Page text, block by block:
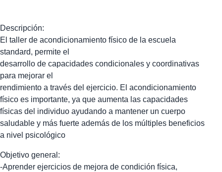
Descripción:
El taller de acondicionamiento físico de la escuela
standard, permite el
desarrollo de capacidades condicionales y coordinativas
para mejorar el
rendimiento a través del ejercicio. El acondicionamiento
físico es importante, ya que aumenta las capacidades
físicas del individuo ayudando a mantener un cuerpo
saludable y más fuerte además de los múltiples beneficios
a nivel psicológico
Objetivo general:
-Aprender ejercicios de mejora de condición física,